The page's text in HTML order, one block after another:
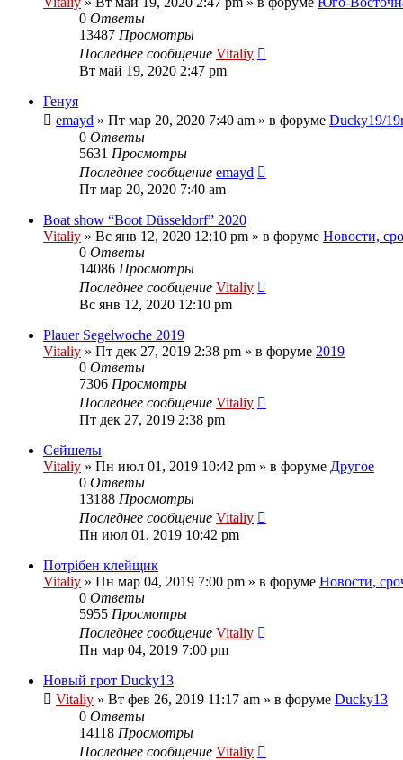
0 Ответы
13487 Просмотры
Последнее сообщение Vitaliy
Вт май 19, 2020 2:47 pm
Генуя
emayd » Пт мар 20, 2020 7:40 am » в форуме Ducky19/
0 Ответы
5631 Просмотры
Последнее сообщение emayd
Пт мар 20, 2020 7:40 am
Boat show “Boot Düsseldorf” 2020
Vitaliy » Вс янв 12, 2020 12:10 pm » в форуме Новости,
0 Ответы
14086 Просмотры
Последнее сообщение Vitaliy
Вс янв 12, 2020 12:10 pm
Plauer Segelwoche 2019
Vitaliy » Пт дек 27, 2019 2:38 pm » в форуме 2019
0 Ответы
7306 Просмотры
Последнее сообщение Vitaliy
Пт дек 27, 2019 2:38 pm
Сейшелы
Vitaliy » Пн июл 01, 2019 10:42 pm » в форуме Другое
0 Ответы
13188 Просмотры
Последнее сообщение Vitaliy
Пн июл 01, 2019 10:42 pm
Потрібен клейщик
Vitaliy » Пн мар 04, 2019 7:00 pm » в форуме Новости,
0 Ответы
5955 Просмотры
Последнее сообщение Vitaliy
Пн мар 04, 2019 7:00 pm
Новый грот Ducky13
Vitaliy » Вт фев 26, 2019 11:17 am » в форуме Ducky13
0 Ответы
14118 Просмотры
Последнее сообщение Vitaliy